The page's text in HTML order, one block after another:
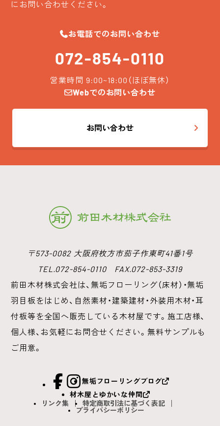
にお問い合わせください。
お電話でのお問い合わせ
072-854-0110
営業時間 9:00~18:00（ほぼ無休）
Webでのお問い合わせ
お問い合わせ
〒573-0082 大阪府枚方市茄子作東町41番1号
TEL.072-854-0110 FAX.072-853-3319
前田木材株式会社は、無垢フローリング（床材）・無垢
羽目板をはじめ、 自然素材・建築建材・外装用木材・耳
付板等を全国へ販売している木材屋です。 施工店様、
個人様、お気軽にお問合せください。無料サンプルも
ご用意。
facebook
Instagram
無垢フローリングブログ
材木屋とゆかいな仲間
リンク集
特定商取引法に基づく表記
プライバシーポリシー